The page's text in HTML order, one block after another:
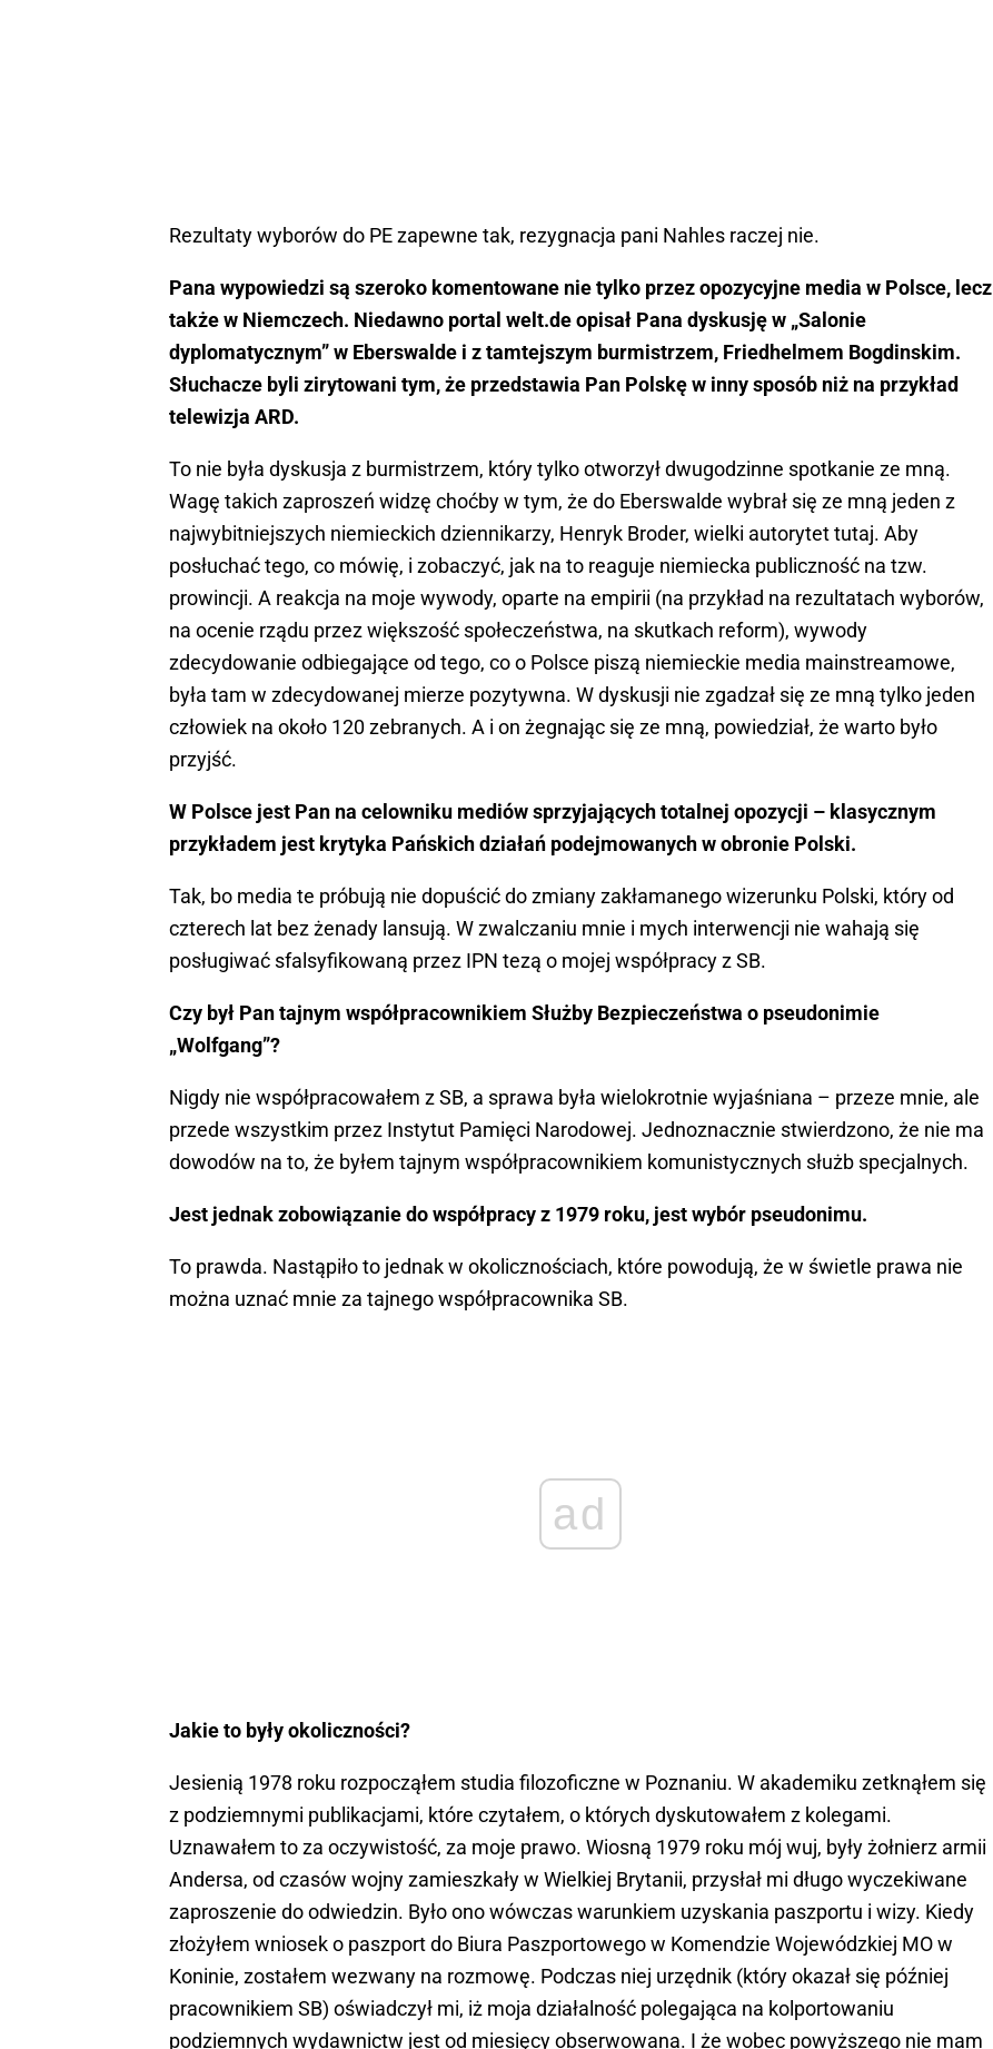
Rezultaty wyborów do PE zapewne tak, rezygnacja pani Nahles raczej nie.
Pana wypowiedzi są szeroko komentowane nie tylko przez opozycyjne media w Polsce, lecz
także w Niemczech. Niedawno portal welt.de opisał Pana dyskusję w „Salonie
dyplomatycznym” w Eberswalde i z tamtejszym burmistrzem, Friedhelmem Bogdinskim.
Słuchacze byli zirytowani tym, że przedstawia Pan Polskę w inny sposób niż na przykład
telewizja ARD.
To nie była dyskusja z burmistrzem, który tylko otworzył dwugodzinne spotkanie ze mną.
Wagę takich zaproszeń widzę choćby w tym, że do Eberswalde wybrał się ze mną jeden z
najwybitniejszych niemieckich dziennikarzy, Henryk Broder, wielki autorytet tutaj. Aby
posłuchać tego, co mówię, i zobaczyć, jak na to reaguje niemiecka publiczność na tzw.
prowincji. A reakcja na moje wywody, oparte na empirii (na przykład na rezultatach wyborów,
na ocenie rządu przez większość społeczeństwa, na skutkach reform), wywody
zdecydowanie odbiegające od tego, co o Polsce piszą niemieckie media mainstreamowe,
była tam w zdecydowanej mierze pozytywna. W dyskusji nie zgadzał się ze mną tylko jeden
człowiek na około 120 zebranych. A i on żegnając się ze mną, powiedział, że warto było
przyjść.
W Polsce jest Pan na celowniku mediów sprzyjających totalnej opozycji – klasycznym
przykładem jest krytyka Pańskich działań podejmowanych w obronie Polski.
Tak, bo media te próbują nie dopuścić do zmiany zakłamanego wizerunku Polski, który od
czterech lat bez żenady lansują. W zwalczaniu mnie i mych interwencji nie wahają się
posługiwać sfalsyfikowaną przez IPN tezą o mojej współpracy z SB.
Czy był Pan tajnym współpracownikiem Służby Bezpieczeństwa o pseudonimie
„Wolfgang”?
Nigdy nie współpracowałem z SB, a sprawa była wielokrotnie wyjaśniana – przeze mnie, ale
przede wszystkim przez Instytut Pamięci Narodowej. Jednoznacznie stwierdzono, że nie ma
dowodów na to, że byłem tajnym współpracownikiem komunistycznych służb specjalnych.
Jest jednak zobowiązanie do współpracy z 1979 roku, jest wybór pseudonimu.
To prawda. Nastąpiło to jednak w okolicznościach, które powodują, że w świetle prawa nie
można uznać mnie za tajnego współpracownika SB.
ad
Jakie to były okoliczności?
Jesienią 1978 roku rozpocząłem studia filozoficzne w Poznaniu. W akademiku zetknąłem się
z podziemnymi publikacjami, które czytałem, o których dyskutowałem z kolegami.
Uznawałem to za oczywistość, za moje prawo. Wiosną 1979 roku mój wuj, były żołnierz armii
Andersa, od czasów wojny zamieszkały w Wielkiej Brytanii, przysłał mi długo wyczekiwane
zaproszenie do odwiedzin. Było ono wówczas warunkiem uzyskania paszportu i wizy. Kiedy
złożyłem wniosek o paszport do Biura Paszportowego w Komendzie Wojewódzkiej MO w
Koninie, zostałem wezwany na rozmowę. Podczas niej urzędnik (który okazał się później
pracownikiem SB) oświadczył mi, iż moja działalność polegająca na kolportowaniu
podziemnych wydawnictw jest od miesięcy obserwowana. I że wobec powyższego nie mam